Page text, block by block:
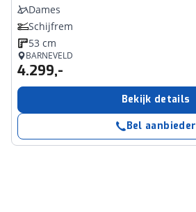
Dames
Schijfrem
53 cm
BARNEVELD
4.299,-
Bekijk details
Bel aanbieder